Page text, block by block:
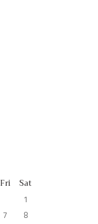
Fri Sat
1
7
8